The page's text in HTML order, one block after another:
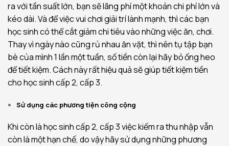
ra với tần suất lớn, bạn sẽ lãng phí một khoản chi phí lớn và
kéo dài. Và để việc vui chơi giải trí lành mạnh, thì các bạn
học sinh có thể cắt giảm chi tiêu vào những việc ăn, chơi.
Thay vì ngày nào cũng rủ nhau ăn vặt, thì nên tụ tập bạn
bè của mình 1 lần một tuần, số tiền còn lại hãy bỏ ống heo
để tiết kiệm. Cách này rất hiệu quả sẽ giúp tiết kiệm tiền
cho học sinh cấp 2, cấp 3.
Sử dụng các phương tiện công cộng
Khi còn là học sinh cấp 2, cấp 3 việc kiếm ra thu nhập vẫn
còn là một hạn chế, do vậy hãy sử dụng những phương